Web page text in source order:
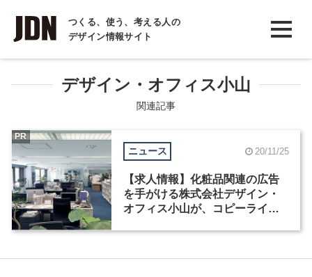
つくる、使う、考える人の
デザイン情報サイト
INTERVIEW
インタビュー
REPORT
COLUMN
デザイン・オフィス小山
関連記事
ニュース 20/11/25
【求人情報】化粧品関連の広告
を手がける株式会社デザイン・
オフィス小山が、コピーライタ
PR